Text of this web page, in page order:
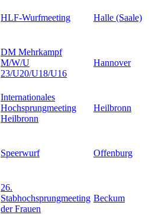
HLF-Wurfmeeting Halle (Saale)
DM Mehrkampf
M/W/U
23/U20/U18/U16
Hannover
Internationales
Hochsprungmeeting
Heilbronn
Heilbronn
Speerwurf Offenburg
26.
Stabhochsprungmeeting
der Frauen
Beckum